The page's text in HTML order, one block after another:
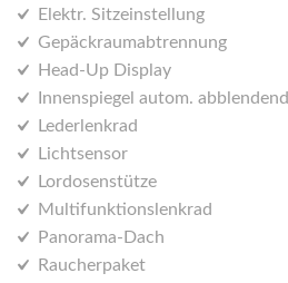
Elektr. Sitzeinstellung
Gepäckraumabtrennung
Head-Up Display
Innenspiegel autom. abblendend
Lederlenkrad
Lichtsensor
Lordosenstütze
Multifunktionslenkrad
Panorama-Dach
Raucherpaket